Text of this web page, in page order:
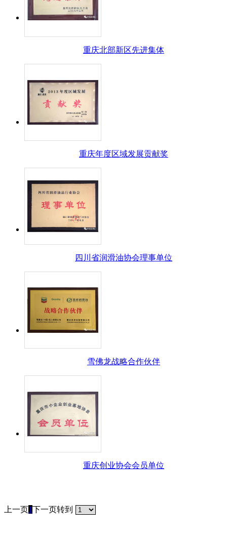
重庆北部新区先进集体
重庆年度区域发展贡献奖
四川省润滑油协会理事单位
雪佛龙战略合作伙伴
重庆创业协会会员单位
上一页1下一页转到